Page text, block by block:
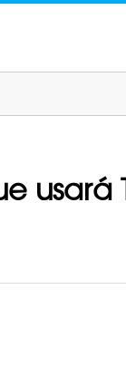
usará